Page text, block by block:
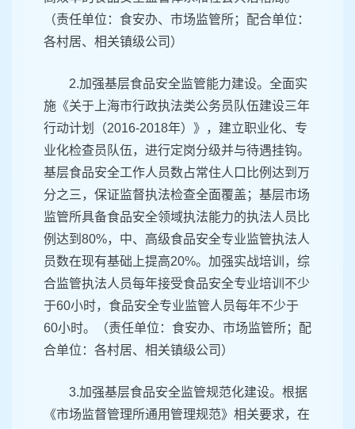
（责任单位：食安办、市场监管所；配合单位：
各村居、相关镇级公司）
2.加强基层食品安全监管能力建设。全面实
施《关于上海市行政执法类公务员队伍建设三年
行动计划（2016-2018年）》，建立职业化、专
业化检查员队伍，进行定岗分级并与待遇挂钩。
基层食品安全工作人员数占常住人口比例达到万
分之三，保证监督执法检查全面覆盖；基层市场
监管所具备食品安全领域执法能力的执法人员比
例达到80%，中、高级食品安全专业监管执法人
员数在现有基础上提高20%。加强实战培训，综
合监管执法人员每年接受食品安全专业培训不少
于60小时，食品安全专业监管人员每年不少于
60小时。（责任单位：食安办、市场监管所；配
合单位：各村居、相关镇级公司）
3.加强基层食品安全监管规范化建设。根据
《市场监督管理所通用管理规范》相关要求，在